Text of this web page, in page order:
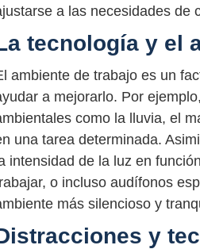
a las necesidades de
tecnología y el
ambiente de trabajo es un
a mejorarlo. Por
como la lluvia, el
una tarea determinada.
intensidad de la luz en
o incluso audífonos
más silencioso y
y